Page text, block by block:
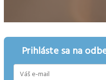
Prihláste sa na